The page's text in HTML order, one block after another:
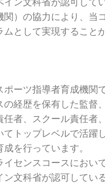
関）の協力により、当
として実現すること
ポーツ指導者育成機関
の経歴を保有した監督
者、スクール責任者
てトップレベルで活躍
を行っています。
イセンスコースにおい
文科省が認可してい